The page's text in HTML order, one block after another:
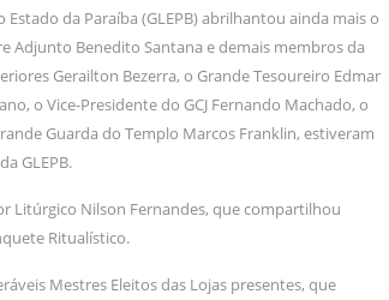
da Paraíba (GLEPB) abrilhantou ainda mais o
Adjunto Benedito Santana e demais membros da
Gerailton Bezerra, o Grande Tesoureiro Edmar
o Vice-Presidente do GCJ Fernando Machado, o
Guarda do Templo Marcos Franklin, estiveram
GLEPB.
Litúrgico Nilson Fernandes, que compartilhou
Ritualístico.
Mestres Eleitos das Lojas presentes, que